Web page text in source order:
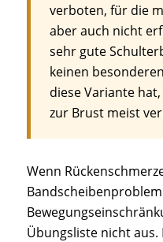
verboten, für die
aber auch nicht
sehr gute
keinen
diese Variante
zur Brust meist
Wenn
Übungsliste nicht